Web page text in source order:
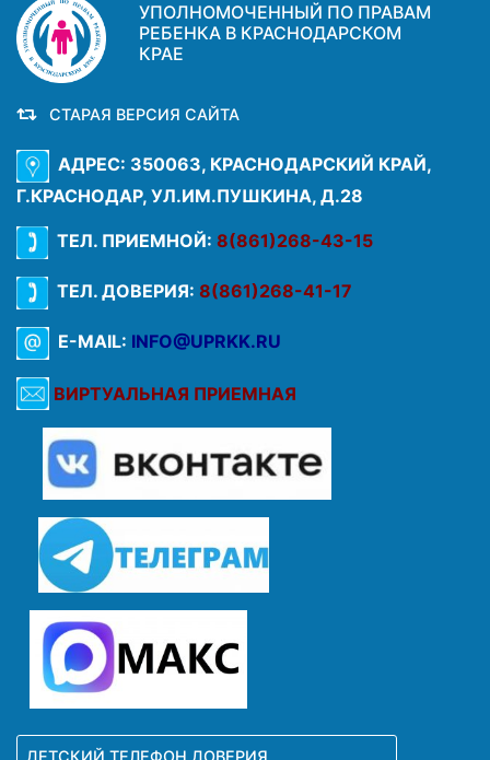
УПОЛНОМОЧЕННЫЙ ПО ПРАВАМ
РЕБЕНКА В КРАСНОДАРСКОМ
КРАЕ
СТАРАЯ ВЕРСИЯ САЙТА
АДРЕС: 350063, КРАСНОДАРСКИЙ КРАЙ,
Г.КРАСНОДАР, УЛ.ИМ.ПУШКИНА, Д.28
ТЕЛ. ПРИЕМНОЙ: 8(861)268-43-15
ТЕЛ. ДОВЕРИЯ: 8(861)268-41-17
E-MAIL: INFO@UPRKK.RU
ВИРТУАЛЬНАЯ ПРИЕМНАЯ
ДЕТСКИЙ ТЕЛЕФОН ДОВЕРИЯ